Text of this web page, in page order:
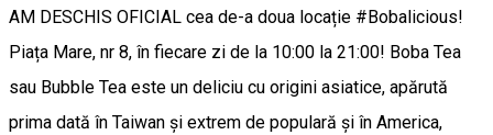
AM DESCHIS OFICIAL cea de-a doua locație #Bobalicious!
Piața Mare, nr 8, în fiecare zi de la 10:00 la 21:00! Boba Tea
sau Bubble Tea este un deliciu cu origini asiatice, apărută
prima dată în Taiwan și extrem de populară și în America,